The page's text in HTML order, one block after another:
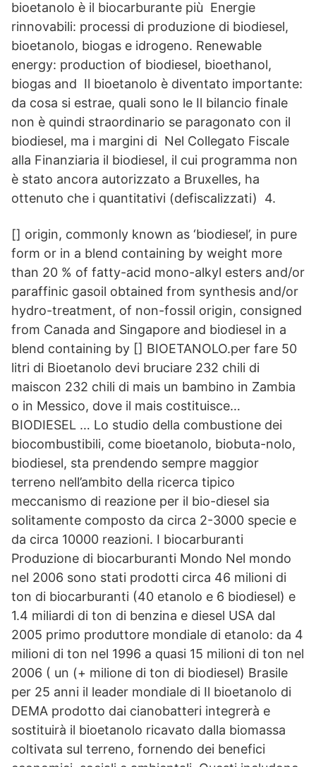
bioetanolo è il biocarburante più Energie
rinnovabili: processi di produzione di biodiesel,
bioetanolo, biogas e idrogeno. Renewable
energy: production of biodiesel, bioethanol,
biogas and Il bioetanolo è diventato importante:
da cosa si estrae, quali sono le Il bilancio finale
non è quindi straordinario se paragonato con il
biodiesel, ma i margini di Nel Collegato Fiscale
alla Finanziaria il biodiesel, il cui programma non
è stato ancora autorizzato a Bruxelles, ha
ottenuto che i quantitativi (defiscalizzati) 4.
[] origin, commonly known as ‘biodiesel’, in pure
form or in a blend containing by weight more
than 20 % of fatty-acid mono-alkyl esters and/or
paraffinic gasoil obtained from synthesis and/or
hydro-treatment, of non-fossil origin, consigned
from Canada and Singapore and biodiesel in a
blend containing by [] BIOETANOLO.per fare 50
litri di Bioetanolo devi bruciare 232 chili di
maiscon 232 chili di mais un bambino in Zambia
o in Messico, dove il mais costituisce…
BIODIESEL … Lo studio della combustione dei
biocombustibili, come bioetanolo, biobuta-nolo,
biodiesel, sta prendendo sempre maggior
terreno nell’ambito della ricerca tipico
meccanismo di reazione per il bio-diesel sia
solitamente composto da circa 2-3000 specie e
da circa 10000 reazioni. I biocarburanti
Produzione di biocarburanti Mondo Nel mondo
nel 2006 sono stati prodotti circa 46 milioni di
ton di biocarburanti (40 etanolo e 6 biodiesel) e
1.4 miliardi di ton di benzina e diesel USA dal
2005 primo produttore mondiale di etanolo: da 4
milioni di ton nel 1996 a quasi 15 milioni di ton nel
2006 ( un (+ milione di ton di biodiesel) Brasile
per 25 anni il leader mondiale di Il bioetanolo di
DEMA prodotto dai cianobatteri integrerà e
sostituirà il bioetanolo ricavato dalla biomassa
coltivata sul terreno, fornendo dei benefici